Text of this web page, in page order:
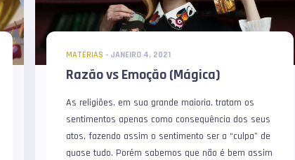
MATÉRIAS - JANEIRO 4, 2021
Razão vs Emoção (Mágica)
As religiões, em sua grande maioria, tratam os
sentimentos apenas como consequência dos seus
atos, fazendo assim o sentimento ser a “culpa” de
quase tudo. Porém sabemos que não é bem assim